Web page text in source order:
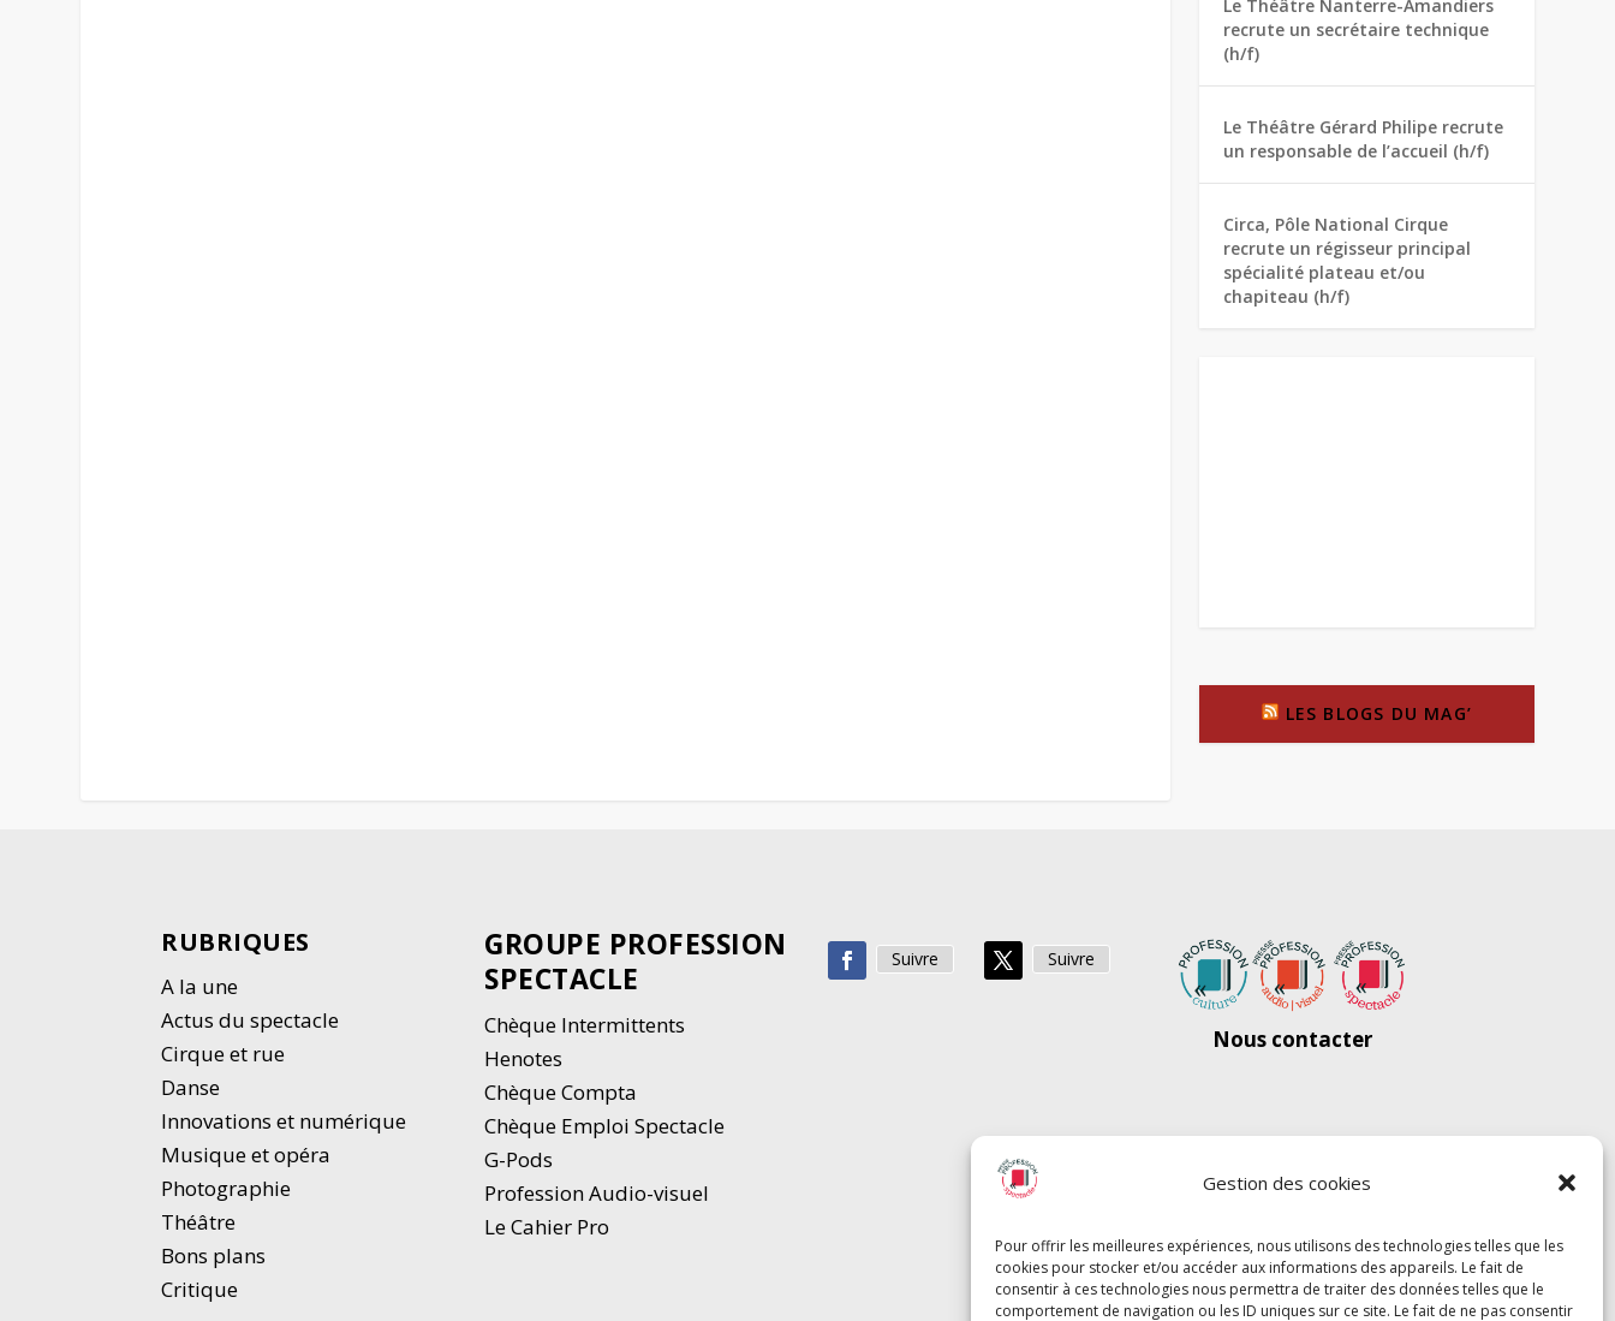
Gestion des cookies
Pour offrir les meilleures expériences, nous utilisons des technologies telles que les
cookies pour stocker et/ou accéder aux informations des appareils. Le fait de
consentir à ces technologies nous permettra de traiter des données telles que le
comportement de navigation ou les ID uniques sur ce site. Le fait de ne pas consentir
Le Théâtre Nanterre-Amandiers
recrute un secrétaire technique
(h/f)
Le Théâtre Gérard Philipe recrute
un responsable de l’accueil (h/f)
Circa, Pôle National Cirque
recrute un régisseur principal
spécialité plateau et/ou
chapiteau (h/f)
LES BLOGS DU MAG’
RUBRIQUES
A la une
Actus du spectacle
Cirque et rue
Danse
Innovations et numérique
Musique et opéra
Photographie
Théâtre
Bons plans
Critique
GROUPE PROFESSION
SPECTACLE
Chèque Intermittents
Henotes
Chèque Compta
Chèque Emploi Spectacle
G-Pods
Profession Audio-visuel
Le Cahier Pro
Suivre Suivre
Nous contacter